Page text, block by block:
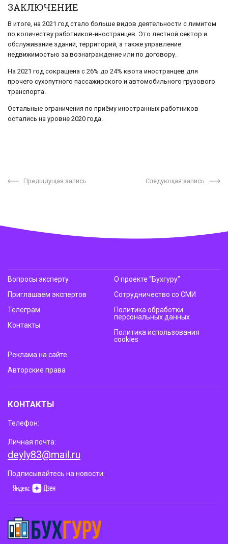
ЗАКЛЮЧЕНИЕ
В итоге, на 2021 год стало больше видов деятельности с лимитом
по количеству работников-иностранцев. Это лестной сектор и
обслуживание зданий, территорий, а также управление
недвижимостью за вознаграждение или по договору.
На 2021 год сокращена с 26% до 24% квота иностранцев для
прочего сухопутного пассажирского и автомобильного грузового
транспорта.
Остальные ограничения по приёму иностранных работников
остались на уровне 2020 года.
Предыдущая запись Следующая запись
Вопросы эксперту
Приглашаем экспертов
Телеграм
Контакты
О проекте “Бухгуру”
Сотрудничество со СМИ
Политика обработки
персональных данных
Политика использования
cookies
Реклама на сайте
Авторские права
КОНТАКТЫ
Телефон:
Личная почта:
deyly83@mail.ru
Подписывайтесь на новости: